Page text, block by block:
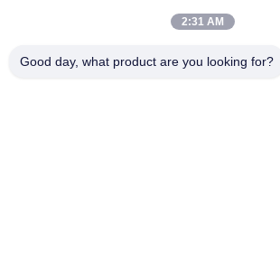
8.0 মিটার 3300 XL 11Mm GE বেন্টলি নেভাদা কম্পন
2:31 AM
Good day, what product are you looking for?